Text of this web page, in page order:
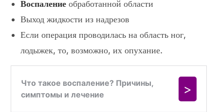
Воспаление обработанной области
Выход жидкости из надрезов
Если операция проводилась на область ног,
лодыжек, то, возможно, их опухание.